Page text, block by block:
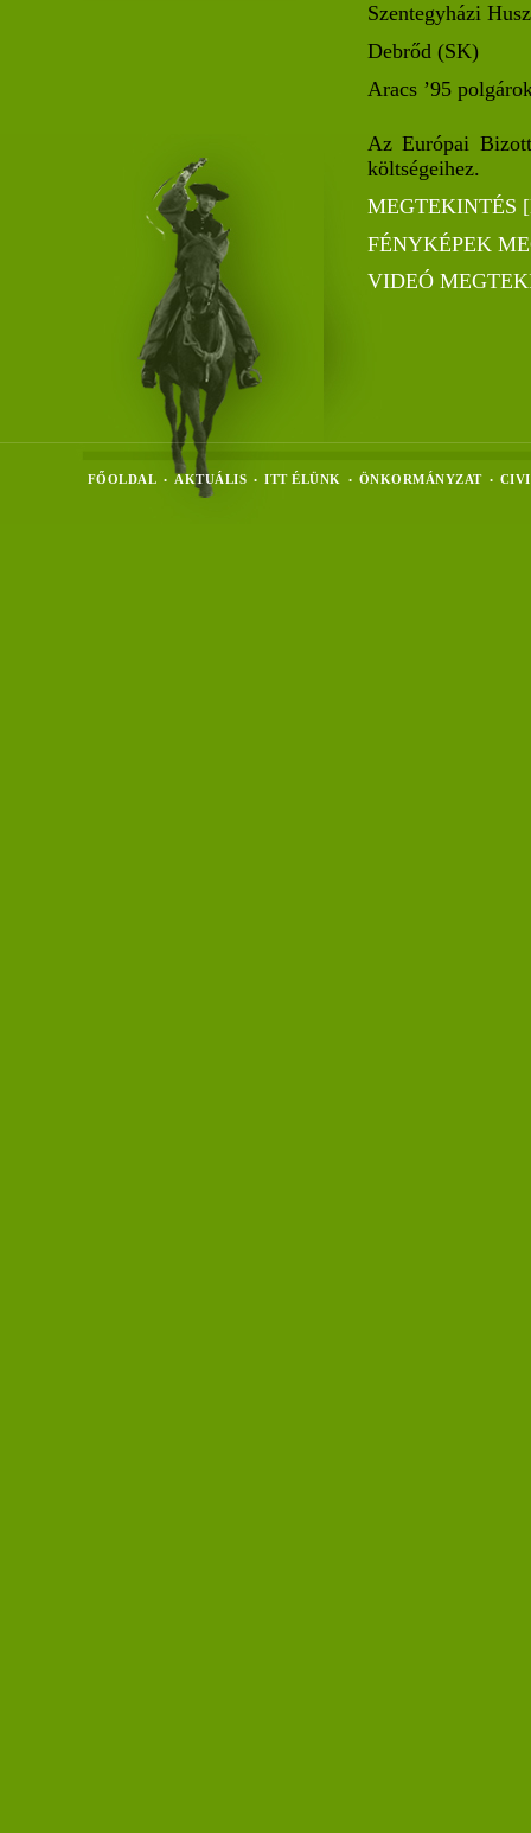
Szentegyházi
Debrőd (SK)
Aracs ’95
Az Európai
költségeihez.
MEGTEKINTÉS
FÉNYKÉPEK
VIDEÓ
FŐOLDAL • AKTUÁLIS • ITT ÉLÜNK • ÖNKORMÁNYZAT •